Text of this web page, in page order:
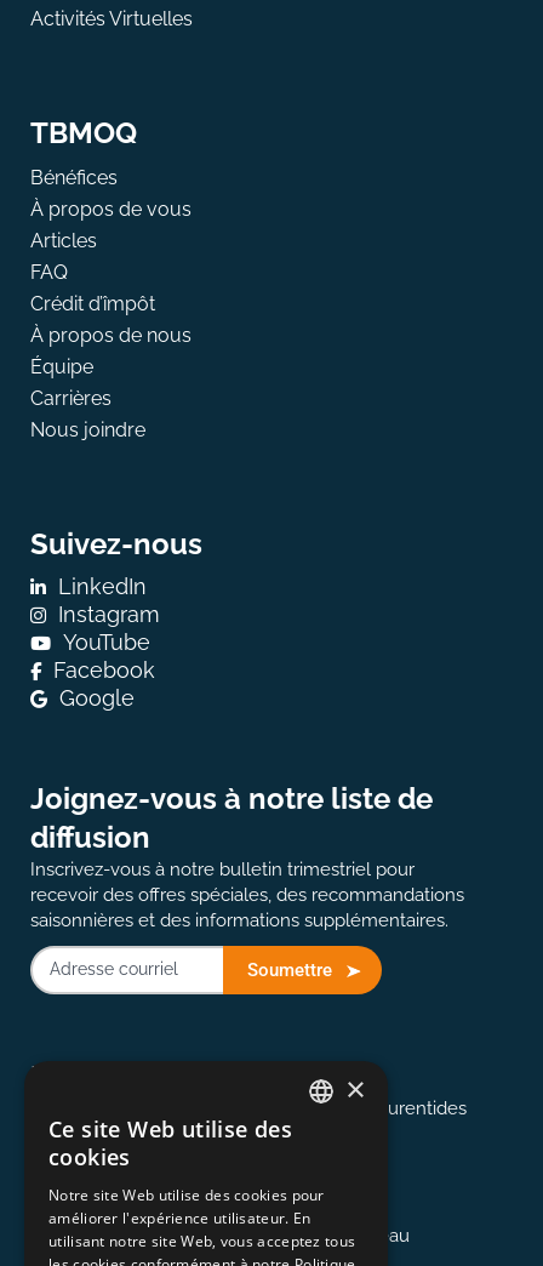
Activités Virtuelles
TBMOQ
Bénéfices
À propos de vous
Articles
FAQ
Crédit d’împôt
À propos de nous
Équipe
Carrières
Nous joindre
Suivez-nous
LinkedIn
Instagram
YouTube
Facebook
Google
Joignez-vous à notre liste de
diffusion
Inscrivez-vous à notre bulletin trimestriel pour
recevoir des offres spéciales, des recommandations
saisonnières et des informations supplémentaires.
Soumettre
Montréal 514-907-2823
Desservant Montréal, les Cantons et les Laurentides
Ottawa613-845-0127
Desservant la région d'Ottawa et de Gatineau
×
Ce site Web utilise des
cookies
Notre site Web utilise des cookies pour
améliorer l'expérience utilisateur. En
utilisant notre site Web, vous acceptez tous